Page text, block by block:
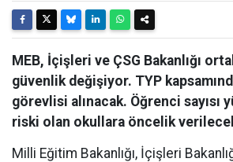
MEB, İçişleri ve ÇSG Bakanlığı
güvenlik değişiyor. TYP
görevlisi alınacak. Öğrenci sayısı
riski olan okullara öncelik
Milli Eğitim Bakanlığı, İçişleri